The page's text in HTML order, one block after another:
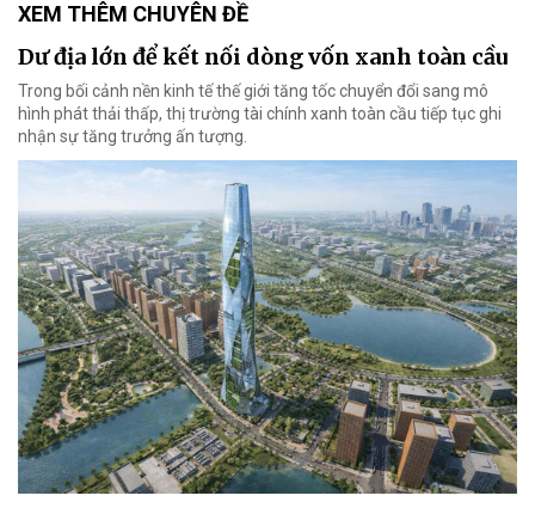
XEM THÊM CHUYÊN ĐỀ
Dư địa lớn để kết nối dòng vốn xanh toàn cầu
Trong bối cảnh nền kinh tế thế giới tăng tốc chuyển đổi sang mô
hình phát thải thấp, thị trường tài chính xanh toàn cầu tiếp tục ghi
nhận sự tăng trưởng ấn tượng.